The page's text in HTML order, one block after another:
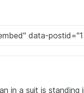
in a suit is